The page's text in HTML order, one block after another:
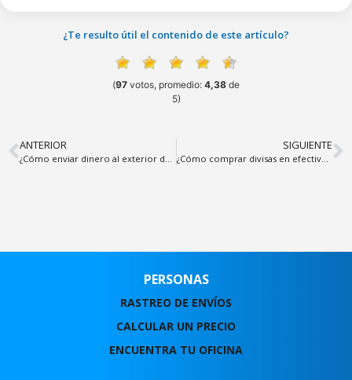
¿Te resulto útil el contenido de este artículo?
(97 votos, promedio: 4,38 de
5)
ANTERIOR
¿Cómo enviar dinero al exterior desde una oficina ZOOM?
SIGUIENTE
¿Cómo comprar divisas en efectivo en una oficina ZOOM?
PERSONAS
RASTREO DE ENVÍOS
CALCULAR UN PRECIO
ENCUENTRA TU OFICINA